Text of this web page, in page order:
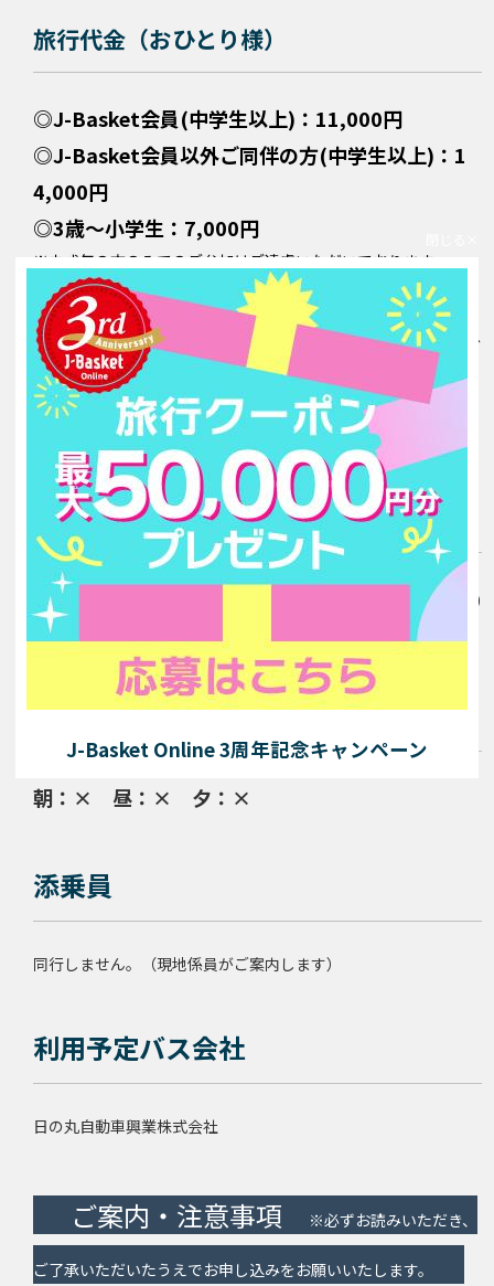
旅行代金（おひとり様）
◎J-Basket会員(中学生以上)：11,000円
◎J-Basket会員以外ご同伴の方(中学生以上)：1
4,000円
◎3歳～小学生：7,000円
※未成年の方のみでのご参加はご遠慮いただいております。
※J-Basket会員１名様につき同伴者３名様までご参加できま
す。（J-Basket会員ではない方のみのご参加はできません。）
【旅行代金に含まれるもの】
バス代、成田国際空港オリジナルグ
ッズ、現地係員経費等、消費税等諸税
※成田国際空港までの交通費は含まれません。
※価格は全て税込です。
定員
各便38名様 名様 ※3月10日(火)
00
より先着順で受付します。
食事
朝：× 昼：× 夕：×
添乗員
同行しません。（現地係員がご案内します）
利用予定バス会社
日の丸自動車興業株式会社
ご案内・ 注意事項 ※必ずお読みいただき、
ご了承いただいたうえでお申し込みをお願いいたします。
J-Basket Online 3周年記念キャンペーン